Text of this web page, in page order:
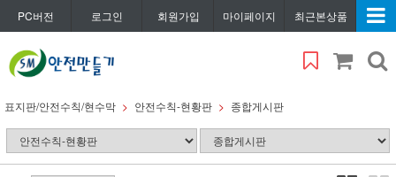
PC버전 로그인 회원가입 마이페이지 최근본상품
표지판/안전수칙/현수막 안전수칙-현황판 종합게시판